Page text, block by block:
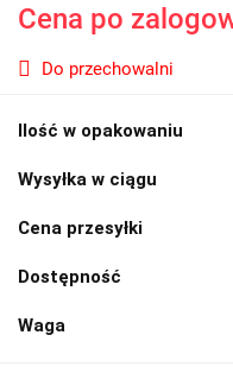
Cena po
Do przechowalni
Ilość w opakowaniu
Wysyłka w ciągu
Cena przesyłki
Dostępność
Waga